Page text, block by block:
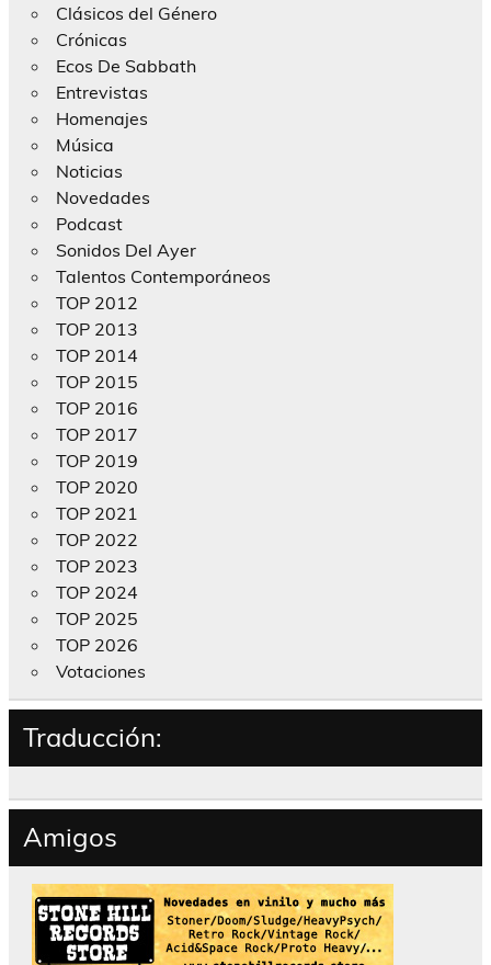
Clásicos del Género
Crónicas
Ecos De Sabbath
Entrevistas
Homenajes
Música
Noticias
Novedades
Podcast
Sonidos Del Ayer
Talentos Contemporáneos
TOP 2012
TOP 2013
TOP 2014
TOP 2015
TOP 2016
TOP 2017
TOP 2019
TOP 2020
TOP 2021
TOP 2022
TOP 2023
TOP 2024
TOP 2025
TOP 2026
Votaciones
Traducción:
Amigos